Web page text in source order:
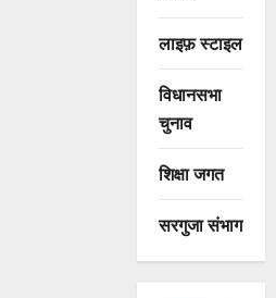
लाइफ़ स्टाइल
विधानसभा
चुनाव
शिक्षा जगत
सरगुजा संभाग